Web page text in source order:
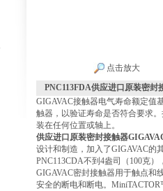
点击放大
PNC113FDA供应进口原装密封
GIGAVAC接触器电气寿命额定值
触器，以验证寿命是否符合要求
装在任何位置或轴上。
供应进口原装密封接触器
设计和制造，加入了GIGAVAC的
PNC113CDA不到4盎司（100克
GIGAVAC密封接触器用于触点和
安全的断电和断电。